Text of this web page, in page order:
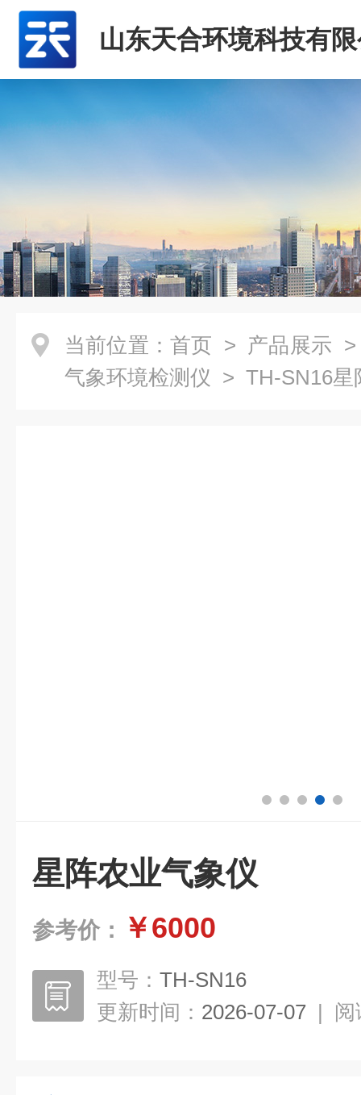
山东天合环境科技有
当前位置： 首页 > 产品展示
气象环境检测仪 > TH-SN16星
星阵农业气象仪
参考价： ￥6000
型号： TH-SN16
更新时间： 2026-07-07 | 阅